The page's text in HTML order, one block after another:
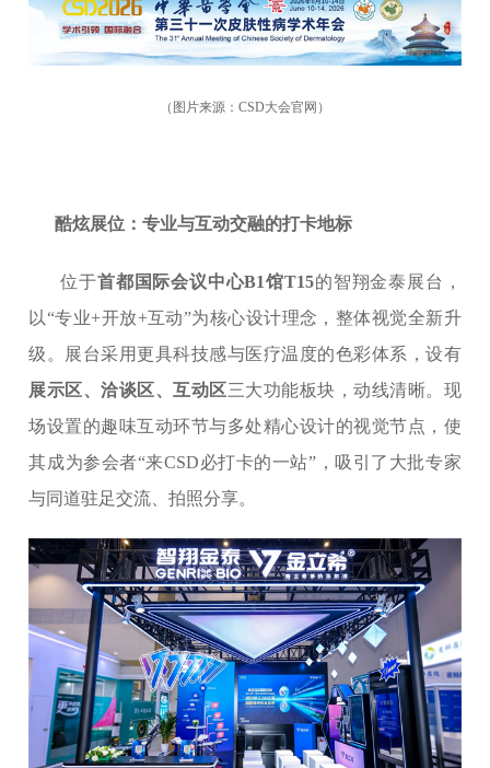
（图片来源：CSD大会官网）
酷炫展位：专业与互动交融的打卡地标
位于首都国际会议中心B1馆T15的智翔金泰展台，
以“专业+开放+互动”为核心设计理念，整体视觉全新升
级。展台采用更具科技感与医疗温度的色彩体系，设有
展示区、洽谈区、互动区三大功能板块，动线清晰。现
场设置的趣味互动环节与多处精心设计的视觉节点，使
其成为参会者“来CSD必打卡的一站”，吸引了大批专家
与同道驻足交流、拍照分享。